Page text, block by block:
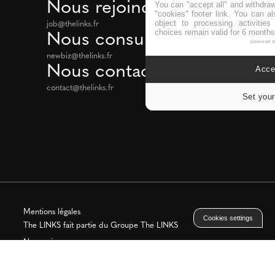
Nous rejoindre
job@thelinks.fr
Nous consulter
newbiz@thelinks.fr
Nous contacter
contact@thelinks.fr
Mentions légales
The LINKS fait partie du Groupe The LINKS
Nous suivre sur
You can "accept all" and
"cookies" footer link. You can
object to processing
choices remain valid for 6
powered
Set
Cookies settings